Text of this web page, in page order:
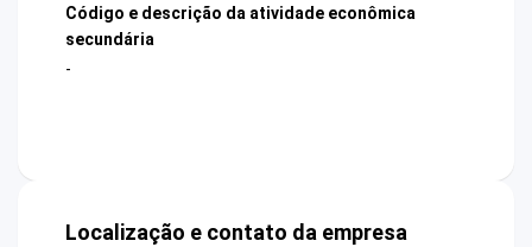
Código e descrição da atividade econômica
secundária
-
Localização e contato da empresa